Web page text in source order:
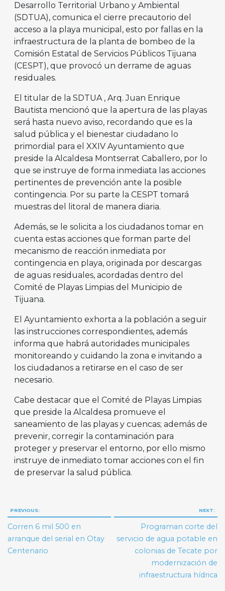
Desarrollo Territorial Urbano y Ambiental
(SDTUA), comunica el cierre precautorio del
acceso a la playa municipal, esto por fallas en la
infraestructura de la planta de bombeo de la
Comisión Estatal de Servicios Públicos Tijuana
(CESPT), que provocó un derrame de aguas
residuales.
El titular de la SDTUA , Arq. Juan Enrique
Bautista mencionó que la apertura de las playas
será hasta nuevo aviso, recordando que es la
salud pública y el bienestar ciudadano lo
primordial para el XXIV Ayuntamiento que
preside la Alcaldesa Montserrat Caballero, por lo
que se instruye de forma inmediata las acciones
pertinentes de prevención ante la posible
contingencia. Por su parte la CESPT tomará
muestras del litoral de manera diaria.
Además, se le solicita a los ciudadanos tomar en
cuenta estas acciones que forman parte del
mecanismo de reacción inmediata por
contingencia en playa, originada por descargas
de aguas residuales, acordadas dentro del
Comité de Playas Limpias del Municipio de
Tijuana.
El Ayuntamiento exhorta a la población a seguir
las instrucciones correspondientes, además
informa que habrá autoridades municipales
monitoreando y cuidando la zona e invitando a
los ciudadanos a retirarse en el caso de ser
necesario.
Cabe destacar que el Comité de Playas Limpias
que preside la Alcaldesa promueve el
saneamiento de las playas y cuencas; además de
prevenir, corregir la contaminación para
proteger y preservar el entorno, por ello mismo
instruye de inmediato tomar acciones con el fin
de preservar la salud pública.
Navegación
de
entradas
PREVIOUS:
Corren 6 mil 500 en
arranque del serial en Otay
Centenario
NEXT:
Programan corte del
servicio de agua potable en
colonias de Tecate por
modernización de
infraestructura hídrica